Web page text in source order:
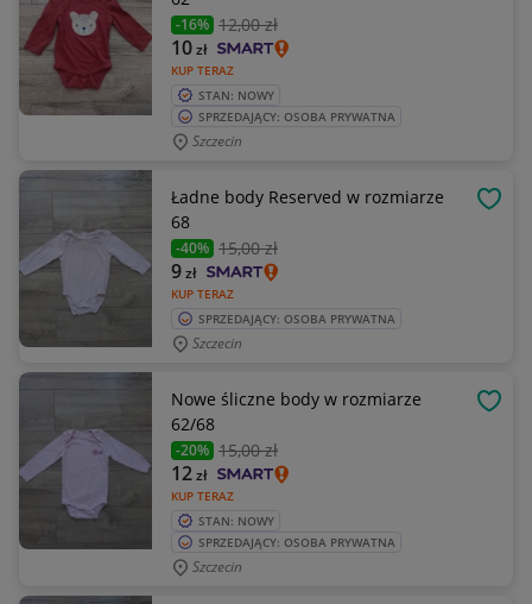
-16% 12,00 zł
KUP TERAZ
10zł
STAN: NOWY
SPRZEDAJĄCY: OSOBA PRYWATNA
Szczecin
Ładne body Reserved w rozmiarze
68
-40% 15,00 zł
KUP TERAZ
9zł
SPRZEDAJĄCY: OSOBA PRYWATNA
Szczecin
Nowe śliczne body w rozmiarze
62/68
-20% 15,00 zł
KUP TERAZ
12zł
STAN: NOWY
SPRZEDAJĄCY: OSOBA PRYWATNA
Szczecin